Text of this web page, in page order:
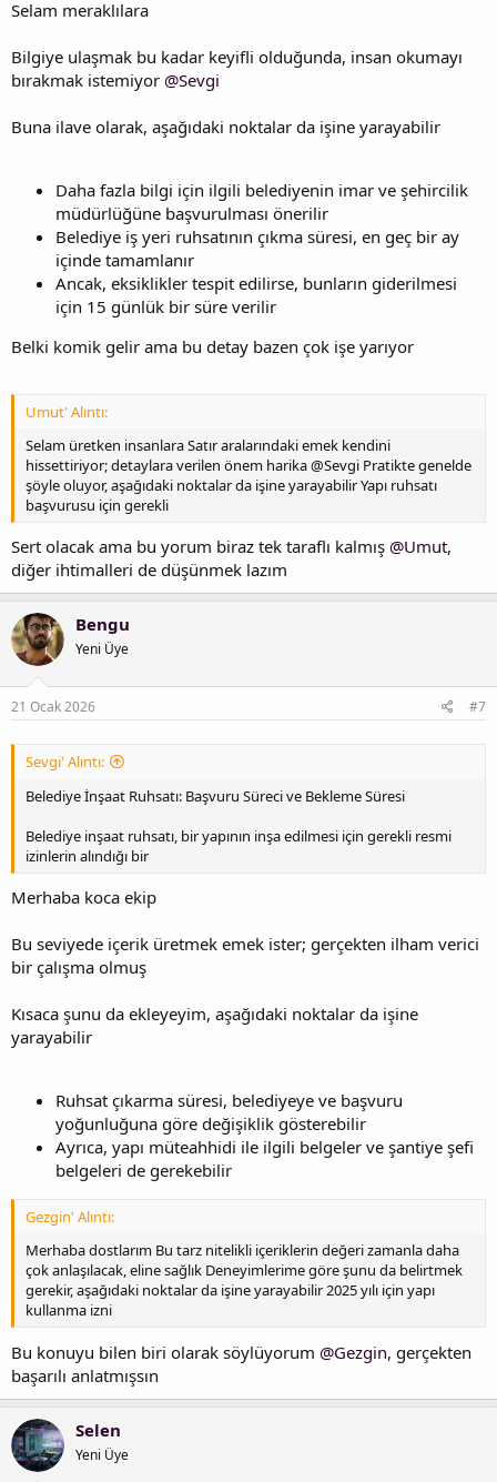
Selam meraklılara
Bilgiye ulaşmak bu kadar keyifli olduğunda, insan okumayı
bırakmak istemiyor @Sevgi
Buna ilave olarak, aşağıdaki noktalar da işine yarayabilir
Daha fazla bilgi için ilgili belediyenin imar ve şehircilik
müdürlüğüne başvurulması önerilir
Belediye iş yeri ruhsatının çıkma süresi, en geç bir ay
içinde tamamlanır
Ancak, eksiklikler tespit edilirse, bunların giderilmesi
için 15 günlük bir süre verilir
Belki komik gelir ama bu detay bazen çok işe yarıyor
Umut' Alıntı:
Selam üretken insanlara Satır aralarındaki emek kendini
hissettiriyor; detaylara verilen önem harika @Sevgi Pratikte genelde
şöyle oluyor, aşağıdaki noktalar da işine yarayabilir Yapı ruhsatı
başvurusu için gerekli
Sert olacak ama bu yorum biraz tek taraflı kalmış @Umut,
diğer ihtimalleri de düşünmek lazım
Bengu
Yeni Üye
21 Ocak 2026 #7
Sevgi' Alıntı:
Belediye İnşaat Ruhsatı: Başvuru Süreci ve Bekleme Süresi
Belediye inşaat ruhsatı, bir yapının inşa edilmesi için gerekli resmi
izinlerin alındığı bir
Merhaba koca ekip
Bu seviyede içerik üretmek emek ister; gerçekten ilham verici
bir çalışma olmuş
Kısaca şunu da ekleyeyim, aşağıdaki noktalar da işine
yarayabilir
Ruhsat çıkarma süresi, belediyeye ve başvuru
yoğunluğuna göre değişiklik gösterebilir
Ayrıca, yapı müteahhidi ile ilgili belgeler ve şantiye şefi
belgeleri de gerekebilir
Gezgin' Alıntı:
Merhaba dostlarım Bu tarz nitelikli içeriklerin değeri zamanla daha
çok anlaşılacak, eline sağlık Deneyimlerime göre şunu da belirtmek
gerekir, aşağıdaki noktalar da işine yarayabilir 2025 yılı için yapı
kullanma izni
Bu konuyu bilen biri olarak söylüyorum @Gezgin, gerçekten
başarılı anlatmışsın
Selen
Yeni Üye